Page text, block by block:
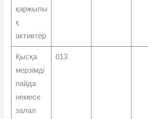
қаржылы
қ
активтер
Қысқа
мерзімді
пайда
немесе
залал
013